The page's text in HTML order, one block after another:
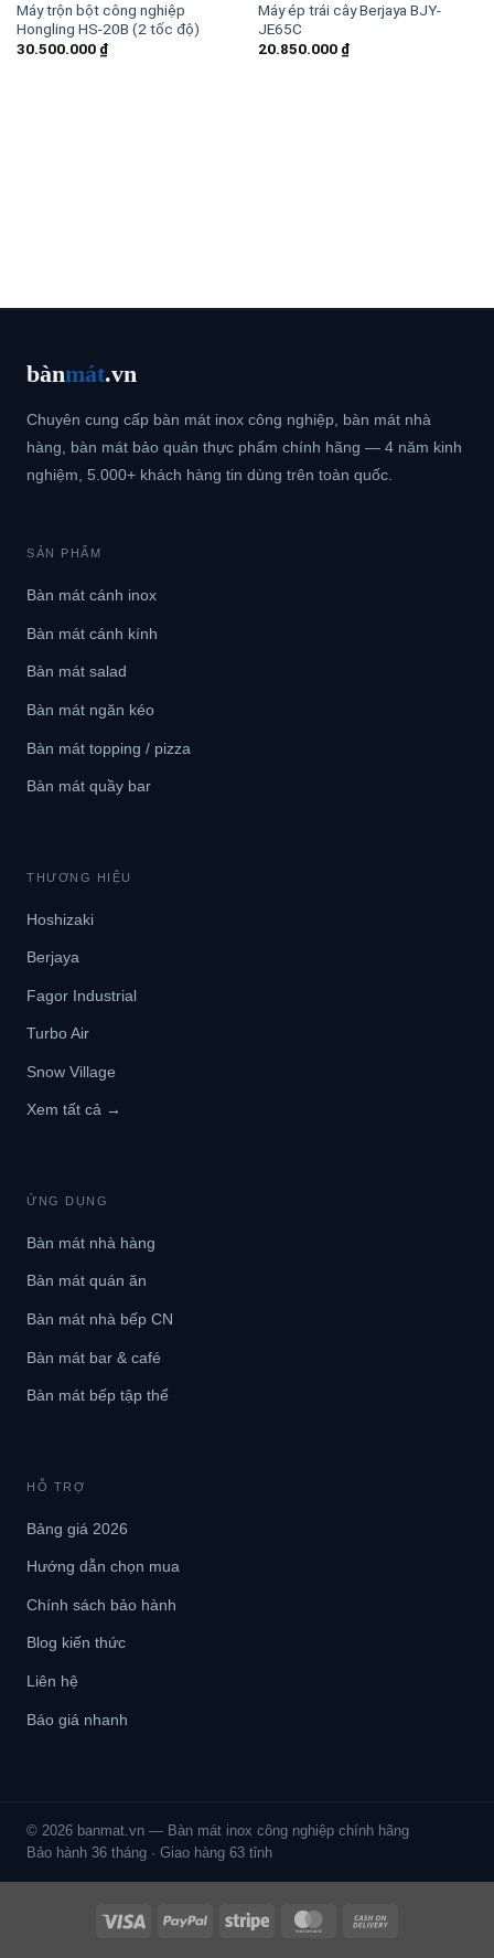
Máy trộn bột công nghiệp
Hongling HS-20B (2 tốc độ)
30.500.000 ₫
Máy ép trái cây Berjaya BJY-
JE65C
20.850.000 ₫
bànmát.vn
Chuyên cung cấp bàn mát inox công nghiệp, bàn mát nhà
hàng, bàn mát bảo quản thực phẩm chính hãng — 4 năm kinh
nghiệm, 5.000+ khách hàng tin dùng trên toàn quốc.
SẢN PHẨM
Bàn mát cánh inox
Bàn mát cánh kính
Bàn mát salad
Bàn mát ngăn kéo
Bàn mát topping / pizza
Bàn mát quầy bar
THƯƠNG HIỆU
Hoshizaki
Berjaya
Fagor Industrial
Turbo Air
Snow Village
Xem tất cả →
ỨNG DỤNG
Bàn mát nhà hàng
Bàn mát quán ăn
Bàn mát nhà bếp CN
Bàn mát bar & café
Bàn mát bếp tập thể
HỖ TRỢ
Bảng giá 2026
Hướng dẫn chọn mua
Chính sách bảo hành
Blog kiến thức
Liên hệ
Báo giá nhanh
© 2026 banmat.vn — Bàn mát inox công nghiệp chính hãng
Bảo hành 36 tháng · Giao hàng 63 tỉnh
Visa PayPal Stripe MasterCard